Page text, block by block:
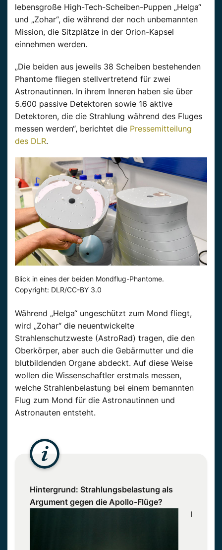
lebensgroße High-Tech-Scheiben-Puppen „Helga“
und „Zohar“, die während der noch unbemannten
Mission, die Sitzplätze in der Orion-Kapsel
einnehmen werden.
„Die beiden aus jeweils 38 Scheiben bestehenden
Phantome fliegen stellvertretend für zwei
Astronautinnen. In ihrem Inneren haben sie über
5.600 passive Detektoren sowie 16 aktive
Detektoren, die die Strahlung während des Fluges
messen werden“, berichtet die Pressemitteilung
des DLR.
Blick in eines der beiden Mondflug-Phantome.
Copyright: DLR/CC-BY 3.0
Während „Helga“ ungeschützt zum Mond fliegt,
wird „Zohar“ die neuentwickelte
Strahlenschutzweste (AstroRad) tragen, die den
Oberkörper, aber auch die Gebärmutter und die
blutbildenden Organe abdeckt. Auf diese Weise
wollen die Wissenschaftler erstmals messen,
welche Strahlenbelastung bei einem bemannten
Flug zum Mond für die Astronautinnen und
Astronauten entsteht.
Hintergrund: Strahlungsbelastung als
Argument gegen die Apollo-Flüge?
I